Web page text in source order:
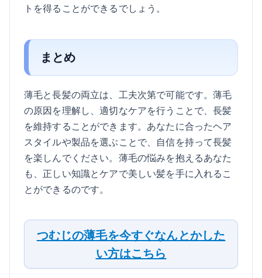
トを得ることができるでしょう。
まとめ
薄毛と長髪の両立は、工夫次第で可能です。薄毛
の原因を理解し、適切なケアを行うことで、長髪
を維持することができます。あなたに合ったヘア
スタイルや製品を選ぶことで、自信を持って長髪
を楽しんでください。薄毛の悩みを抱えるあなた
も、正しい知識とケアで美しい髪を手に入れるこ
とができるのです。
つむじの薄毛を今すぐなんとかした
い方はこちら